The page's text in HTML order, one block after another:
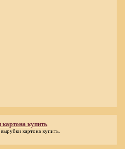
купить
картона купить.